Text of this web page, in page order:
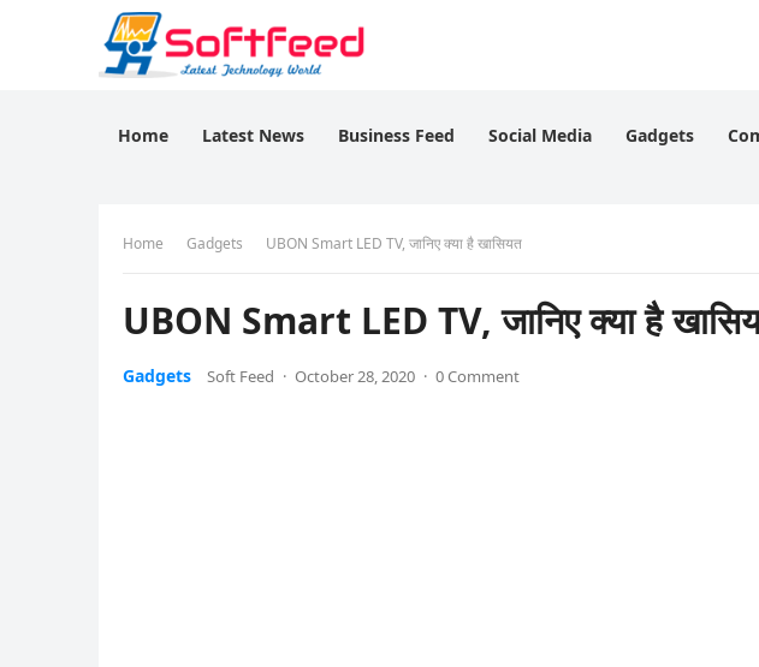
Home Latest News Business Feed Social Media Gadgets
Home Gadgets UBON Smart LED TV, जानिए क्या है खासियत
UBON Smart LED TV, जानिए क्या है
Gadgets Soft Feed · October 28, 2020 · 0 Comment